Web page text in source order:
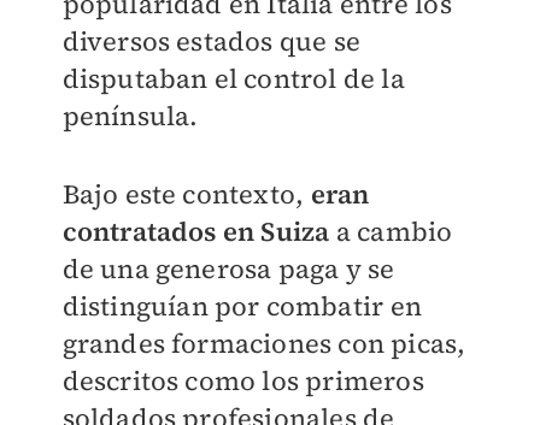
diversos estados que se
disputaban el control de la
península.
Bajo este contexto, eran
contratados en Suiza a cambio
de una generosa paga y se
distinguían por combatir en
grandes formaciones con picas,
descritos como los primeros
soldados profesionales de